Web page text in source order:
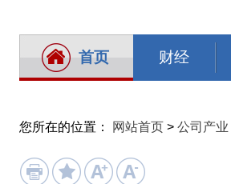
首页 财经
您所在的位置： 网站首页 > 公司产业